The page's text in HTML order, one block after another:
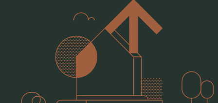
Kundservice